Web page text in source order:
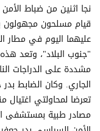
نجا اثنين من ضباط
قيام مسلحون مجهولون
عليهما اليوم في مطار
"جنوب البلاد"، وتعد
مشددة على الدراجات
الجاري. وكان الضابط
تعرضا لمحاولتي
مصادر طبية بمستشفى